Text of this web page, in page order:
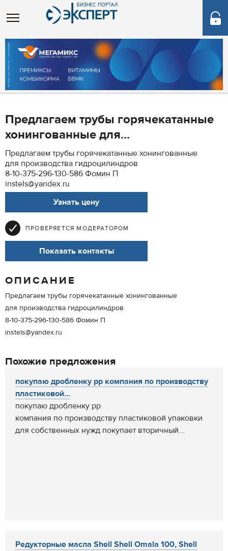
Предлагаем трубы горячекатанные
хонингованные для...
Предлагаем трубы горячекатанные хонингованные
для производства гидроцилиндров
8-10-375-296-130-586 Фомин П
instels@yandex.ru
Узнать цену
ПРОВЕРЯЕТСЯ МОДЕРАТОРОМ
Показать контакты
ОПИСАНИЕ
Предлагаем трубы горячекатанные хонингованные
для производства гидроцилиндров
8-10-375-296-130-586 Фомин П
instels@yandex.ru
Похожие предложения
покупаю дробленку pp компания по производству
пластиковой...
покупаю дробленку pp
компания по производству пластиковой упаковки
для собственных нужд покупает вторичный...
Редукторные масла Shell Shell Omala 100, Shell